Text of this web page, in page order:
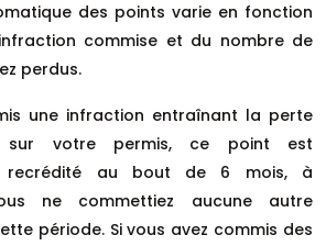
des points varie en fonction
commise et du nombre de
perdus.
une infraction entraînant la perte
sur votre permis, ce point est
recrédité au bout de 6 mois, à
ne commettiez aucune autre
période. Si vous avez commis des